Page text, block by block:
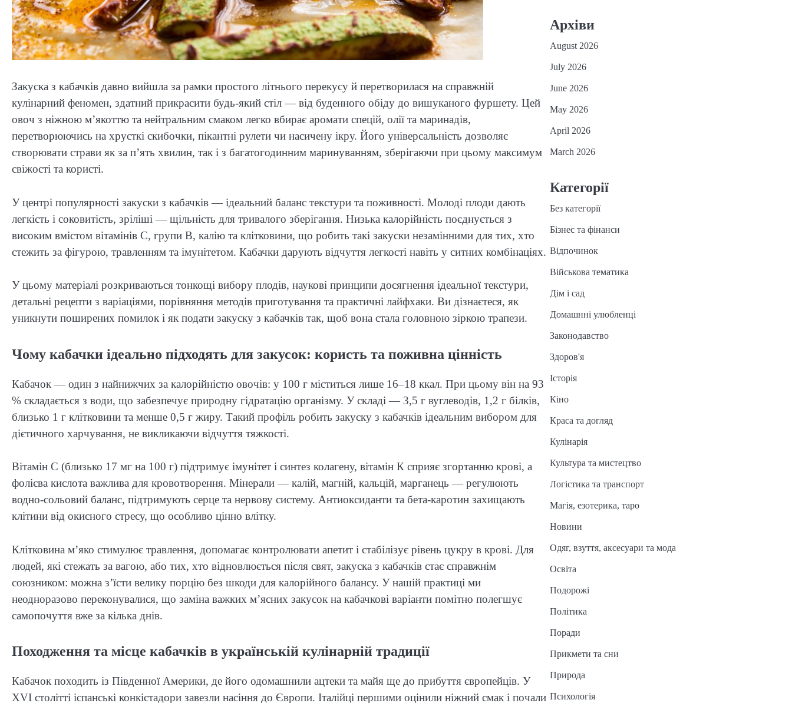
Закуска з кабачків давно вийшла за рамки простого літнього перекусу й перетворилася на справжній
кулінарний феномен, здатний прикрасити будь-який стіл — від буденного обіду до вишуканого фуршету. Цей
овоч з ніжною м’якоттю та нейтральним смаком легко вбирає аромати спецій, олії та маринадів,
перетворюючись на хрусткі скибочки, пікантні рулети чи насичену ікру. Його універсальність дозволяє
створювати страви як за п’ять хвилин, так і з багатогодинним маринуванням, зберігаючи при цьому максимум
свіжості та користі.
У центрі популярності закуски з кабачків — ідеальний баланс текстури та поживності. Молоді плоди дають
легкість і соковитість, зріліші — щільність для тривалого зберігання. Низька калорійність поєднується з
високим вмістом вітамінів С, групи В, калію та клітковини, що робить такі закуски незамінними для тих, хто
стежить за фігурою, травленням та імунітетом. Кабачки дарують відчуття легкості навіть у ситних комбінаціях.
У цьому матеріалі розкриваються тонкощі вибору плодів, наукові принципи досягнення ідеальної текстури,
детальні рецепти з варіаціями, порівняння методів приготування та практичні лайфхаки. Ви дізнаєтеся, як
уникнути поширених помилок і як подати закуску з кабачків так, щоб вона стала головною зіркою трапези.
Чому кабачки ідеально підходять для закусок: користь та поживна цінність
Кабачок — один з найнижчих за калорійністю овочів: у 100 г міститься лише 16–18 ккал. При цьому він на 93
% складається з води, що забезпечує природну гідратацію організму. У складі — 3,5 г вуглеводів, 1,2 г білків,
близько 1 г клітковини та менше 0,5 г жиру. Такий профіль робить закуску з кабачків ідеальним вибором для
дієтичного харчування, не викликаючи відчуття тяжкості.
Вітамін С (близько 17 мг на 100 г) підтримує імунітет і синтез колагену, вітамін К сприяє згортанню крові, а
фолієва кислота важлива для кровотворення. Мінерали — калій, магній, кальцій, марганець — регулюють
водно-сольовий баланс, підтримують серце та нервову систему. Антиоксиданти та бета-каротин захищають
клітини від окисного стресу, що особливо цінно влітку.
Клітковина м’яко стимулює травлення, допомагає контролювати апетит і стабілізує рівень цукру в крові. Для
людей, які стежать за вагою, або тих, хто відновлюється після свят, закуска з кабачків стає справжнім
союзником: можна з’їсти велику порцію без шкоди для калорійного балансу. У нашій практиці ми
неодноразово переконувалися, що заміна важких м’ясних закусок на кабачкові варіанти помітно полегшує
самопочуття вже за кілька днів.
Походження та місце кабачків в українській кулінарній традиції
Кабачок походить із Південної Америки, де його одомашнили ацтеки та майя ще до прибуття європейців. У
XVI столітті іспанські конкістадори завезли насіння до Європи. Італійці першими оцінили ніжний смак і почали
Архіви
August 2026
July 2026
June 2026
May 2026
April 2026
March 2026
Категорії
Без категорії
Бізнес та фінанси
Відпочинок
Військова тематика
Дім і сад
Домашнні улюбленці
Законодавство
Здоров'я
Історія
Кіно
Краса та догляд
Кулінарія
Культура та мистецтво
Логістика та транспорт
Магія, езотерика, таро
Новини
Одяг, взуття, аксесуари та мода
Освіта
Подорожі
Політика
Поради
Прикмети та сни
Природа
Психологія